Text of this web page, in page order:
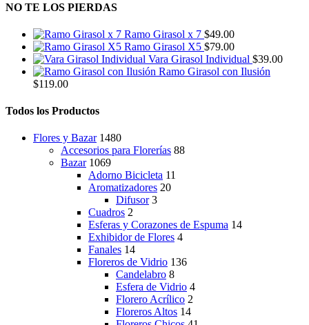
elegir
en
la
página
NO TE LOS PIERDAS
Ramo Girasol x 7 $49.00
Ramo Girasol X5 $79.00
Vara Girasol Individual $39.00
Ramo Girasol con Ilusión
$119.00
Todos los Productos
Flores y Bazar 1480
Accesorios para Florerías 88
Bazar 1069
Adorno Bicicleta 11
Aromatizadores 20
Difusor 3
Cuadros 2
Esferas y Corazones de Espuma 14
Exhibidor de Flores 4
Fanales 14
Floreros de Vidrio 136
Candelabro 8
Esfera de Vidrio 4
Florero Acrílico 2
Floreros Altos 14